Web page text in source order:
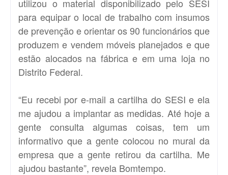
utilizou o material disponibilizado pelo SESI
para equipar o local de trabalho com insumos
de prevenção e orientar os 90 funcionários que
produzem e vendem móveis planejados e que
estão alocados na fábrica e em uma loja no
Distrito Federal.
“Eu recebi por e-mail a cartilha do SESI e ela
me ajudou a implantar as medidas. Até hoje a
gente consulta algumas coisas, tem um
informativo que a gente colocou no mural da
empresa que a gente retirou da cartilha. Me
ajudou bastante”, revela Bomtempo.